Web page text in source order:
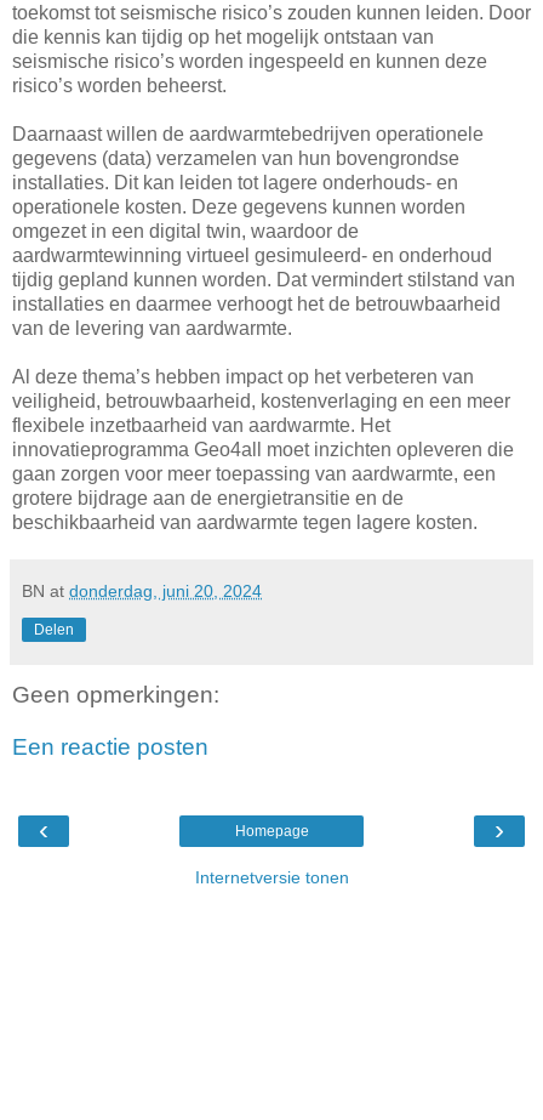
toekomst tot seismische risico’s zouden kunnen leiden. Door
die kennis kan tijdig op het mogelijk ontstaan van
seismische risico’s worden ingespeeld en kunnen deze
risico’s worden beheerst.
Daarnaast willen de aardwarmtebedrijven operationele
gegevens (data) verzamelen van hun bovengrondse
installaties. Dit kan leiden tot lagere onderhouds- en
operationele kosten. Deze gegevens kunnen worden
omgezet in een digital twin, waardoor de
aardwarmtewinning virtueel gesimuleerd- en onderhoud
tijdig gepland kunnen worden. Dat vermindert stilstand van
installaties en daarmee verhoogt het de betrouwbaarheid
van de levering van aardwarmte.
Al deze thema’s hebben impact op het verbeteren van
veiligheid, betrouwbaarheid, kostenverlaging en een meer
flexibele inzetbaarheid van aardwarmte. Het
innovatieprogramma Geo4all moet inzichten opleveren die
gaan zorgen voor meer toepassing van aardwarmte, een
grotere bijdrage aan de energietransitie en de
beschikbaarheid van aardwarmte tegen lagere kosten.
BN at donderdag, juni 20, 2024
Delen
Geen opmerkingen:
Een reactie posten
‹ ›
Homepage
Internetversie tonen